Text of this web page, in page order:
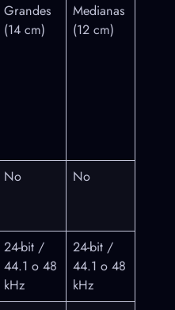
Grandes
(14 cm)
Medianas
(12 cm)
No No
24-bit /
44.1 o 48
kHz
24-bit /
44.1 o 48
kHz